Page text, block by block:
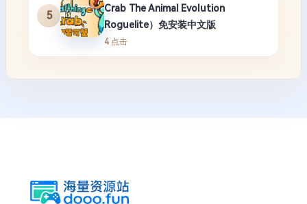
5
Crab The Animal Evolution
Roguelite）免安装中文版
4 点击